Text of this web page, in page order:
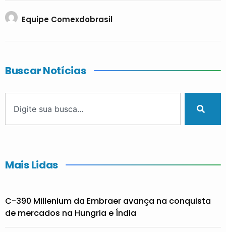
Equipe Comexdobrasil
Buscar Notícias
Mais Lidas
C-390 Millenium da Embraer avança na conquista
de mercados na Hungria e Índia